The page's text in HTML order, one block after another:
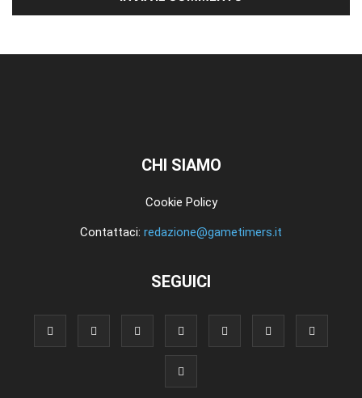
CHI SIAMO
Cookie Policy
Contattaci: redazione@gametimers.it
SEGUICI